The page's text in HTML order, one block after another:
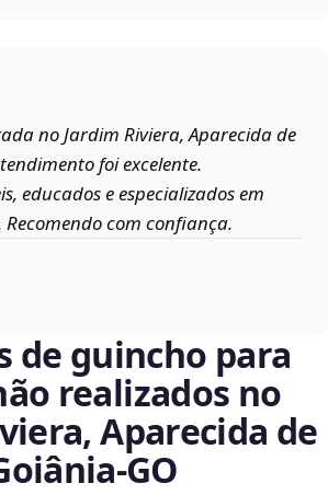
no Jardim Riviera, Aparecida de
foi excelente.
educados e especializados em
Recomendo com confiança.
de guincho para
realizados no
Aparecida de